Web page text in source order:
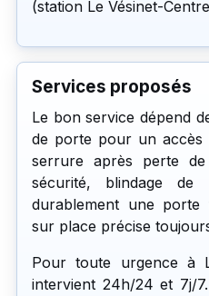
(station Le Vésinet-
Services proposés
Le bon service dépend
de porte pour un accès
serrure après perte
sécurité, blindage
durablement une porte
sur place précise
Pour toute urgence à
intervient 24h/24 et 7j/